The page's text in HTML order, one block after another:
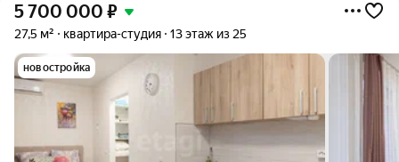
5 700 000 ₽
27,5 м² квартира-студия 13 этаж из 25
новостройка